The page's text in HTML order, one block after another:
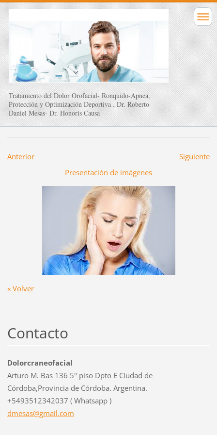
Tratamiento del Dolor Orofacial- Ronquido-Apnea,
Protección y Optimización Deportiva . Dr. Roberto
Daniel Mesas- Dr. Honoris Causa
Anterior
Siguiente
Presentación de imágenes
« Volver
Contacto
Dolorcraneofacial
Arturo M. Bas 136 5° piso Dpto E Ciudad de
Córdoba,Provincia de Córdoba. Argentina.
+5493512342037 ( Whatsapp )
dmesas@gmail.com